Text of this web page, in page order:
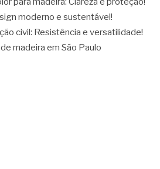
moderno e sustentável!
civil: Resistência e versatilidade!
madeira em São Paulo